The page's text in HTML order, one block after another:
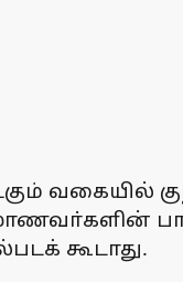
வகையில்
கூடாது.